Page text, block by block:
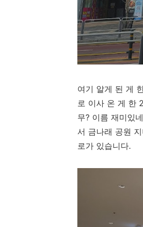
여기 알게 된 게
로 이사 온 게 한
무? 이름 재미있
서 금나래 공원
로가 있습니다.